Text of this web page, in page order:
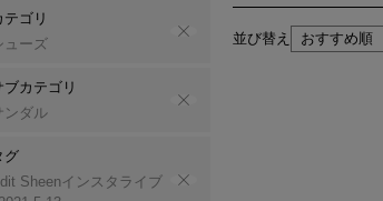
テゴリ
ューズ
ブカテゴリ
ンダル
グ
Sheenインスタライブ
並び替え